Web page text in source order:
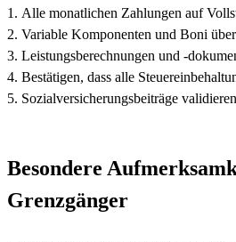
Alle monatlichen Zahlungen auf
Variable Komponenten und Boni
Leistungsberechnungen und -
Bestätigen, dass alle
Sozialversicherungsbeiträge validieren
Besondere
Grenzgänger